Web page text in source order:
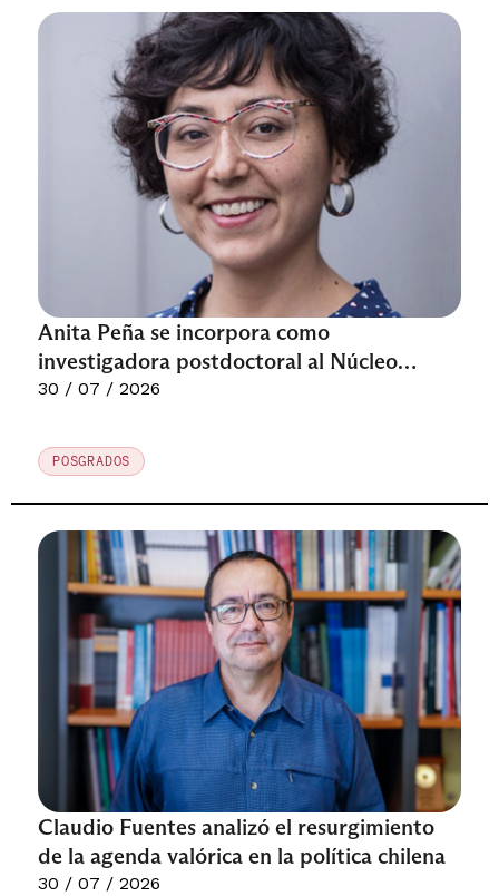
Anita Peña se incorpora como
investigadora postdoctoral al Núcleo
Milenio MICARE
30 / 07 / 2026
POSGRADOS
Claudio Fuentes analizó el resurgimiento
de la agenda valórica en la política chilena
30 / 07 / 2026